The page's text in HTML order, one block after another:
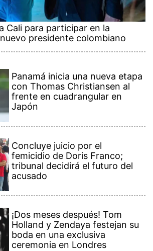
Cali para participar en la
presidente colombiano
Panamá inicia una nueva etapa
con Thomas Christiansen al
frente en cuadrangular en
Japón
Concluye juicio por el
femicidio de Doris Franco;
tribunal decidirá el futuro del
acusado
¡Dos meses después! Tom
Holland y Zendaya festejan su
boda en una exclusiva
ceremonia en Londres